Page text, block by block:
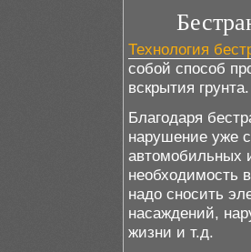
Технология
собой способ
вскрытия грунта.
Благодаря
нарушение уже
автомобильных
необходимость
надо сносить
насаждений,
жизни и т.д.